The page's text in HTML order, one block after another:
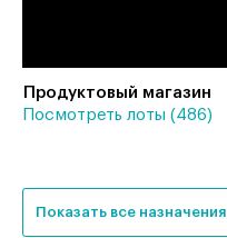
Продуктовый магазин
Посмотреть лоты (486)
Показать все назначения